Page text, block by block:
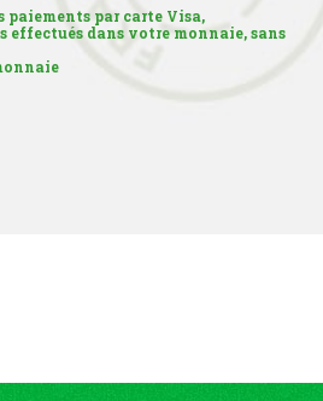
paiements par carte Visa,
effectués dans votre monnaie, sans